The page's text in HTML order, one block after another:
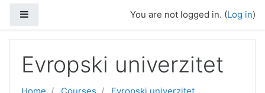
You are not logged in. (Log in)
Evropski univerzitet